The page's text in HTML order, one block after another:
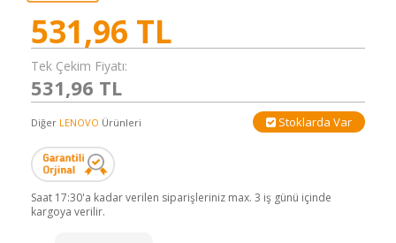
531,96 TL
Tek Çekim Fiyatı:
531,96 TL
Diğer LENOVO Ürünleri Stoklarda Var
Saat 17:30'a kadar verilen siparişleriniz max. 3 iş günü içinde
kargoya verilir.